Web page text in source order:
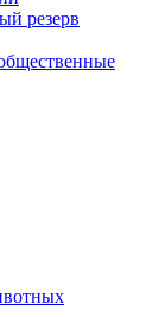
резерв